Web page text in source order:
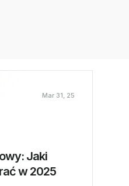
Mar 31, 25
Jaki
w 2025